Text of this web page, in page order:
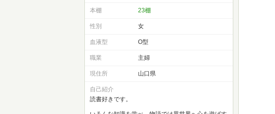
本棚 23棚
性別 女
血液型 O型
職業 主婦
現住所 山口県
自己紹介
読書好きです。